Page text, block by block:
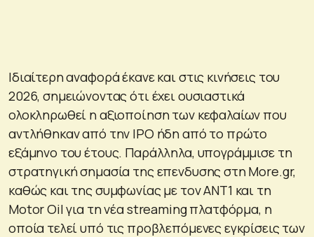
Ιδιαίτερη αναφορά έκανε και στις κινήσεις του
2026, σημειώνοντας ότι έχει ουσιαστικά
ολοκληρωθεί η αξιοποίηση των κεφαλαίων που
αντλήθηκαν από την IPO ήδη από το πρώτο
εξάμηνο του έτους. Παράλληλα, υπογράμμισε τη
στρατηγική σημασία της επενδυσης στη More.gr,
καθώς και της συμφωνίας με τον ANT1 και τη
Motor Oil για τη νέα streaming πλατφόρμα, η
οποία τελεί υπό τις προβλεπόμενες εγκρίσεις των